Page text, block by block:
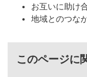
お互いに助け
地域とのつな
このページに